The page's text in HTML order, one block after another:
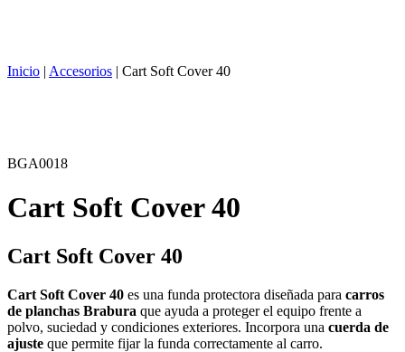
Inicio | Accesorios | Cart Soft Cover 40
BGA0018
Cart Soft Cover 40
Cart Soft Cover 40
Cart Soft Cover 40 es una funda protectora diseñada para carros
de planchas Brabura que ayuda a proteger el equipo frente a
polvo, suciedad y condiciones exteriores. Incorpora una cuerda de
ajuste que permite fijar la funda correctamente al carro.